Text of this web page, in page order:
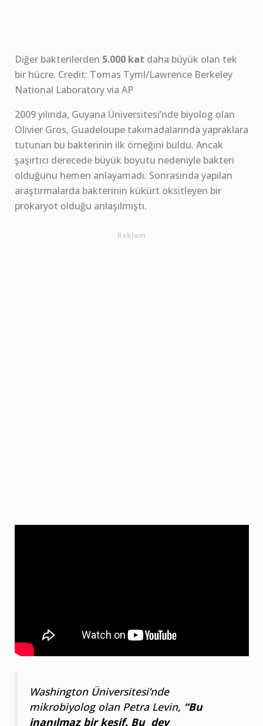
Diğer bakterilerden 5.000 kat daha büyük olan tek
bir hücre. Credit: Tomas Tyml/Lawrence Berkeley
National Laboratory via AP
2009 yılında, Guyana Üniversitesi’nde biyolog olan
Olivier Gros, Guadeloupe takımadalarında yapraklara
tutunan bu bakterinin ilk örneğini buldu. Ancak
şaşırtıcı derecede büyük boyutu nedeniyle bakteri
olduğunu hemen anlayamadı. Sonrasında yapılan
araştırmalarda bakterinin kükürt oksitleyen bir
prokaryot olduğu anlaşılmıştı.
Reklam
Washington Üniversitesi’nde
mikrobiyolog olan Petra Levin, “Bu
inanılmaz bir keşif. Bu dev